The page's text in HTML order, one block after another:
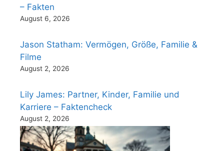
– Fakten
August 6, 2026
Jason Statham: Vermögen, Größe, Familie &
Filme
August 2, 2026
Lily James: Partner, Kinder, Familie und
Karriere – Faktencheck
August 2, 2026